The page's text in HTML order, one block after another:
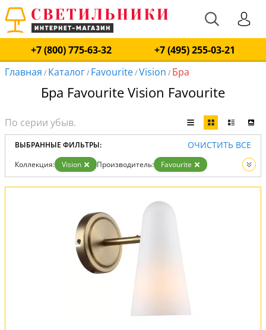
+7 (800) 775-63-32
+7 (495) 255-03-21
Главная / Каталог/ Favourite/Vision / Бра
Бра Favourite Vision Favourite
ВЫБРАННЫЕ ФИЛЬТРЫ: ОЧИСТИТЬ ВСЕ
Коллекция: Vision Производитель:
Favourite
Вид:
Бра